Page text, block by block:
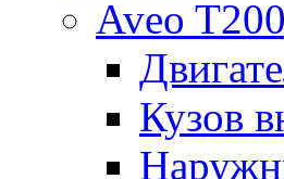
Aveo T200
Кузов